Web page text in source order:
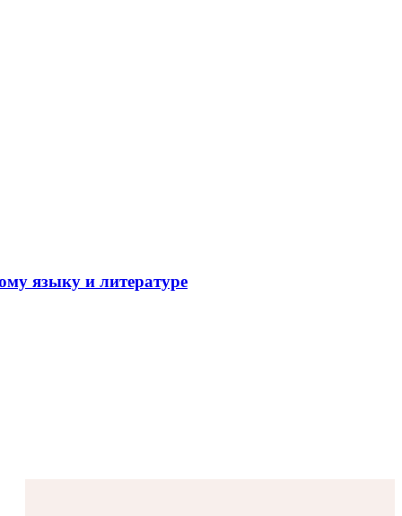
языку и литературе